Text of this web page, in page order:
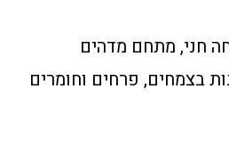
חני, מתחם מדהים
בצמחים, פרחים וחומרים